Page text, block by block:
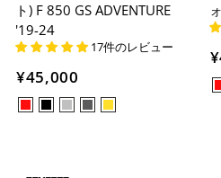
ト) F 850 GS ADVENTURE
'19-24
17件のレビュー
¥45,000